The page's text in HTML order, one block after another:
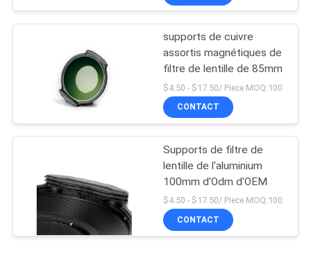
Filtre ND1000
6
supports de cuivre
assortis magnétiques de
filtre de lentille de 85mm
$4.50 - $17.50/ Piece MOQ:100
CONTACT
Supports de filtre de
lentille de l'aluminium
100mm d'Odm d'OEM
$4.50 - $17.50/ Piece MOQ:100
CONTACT